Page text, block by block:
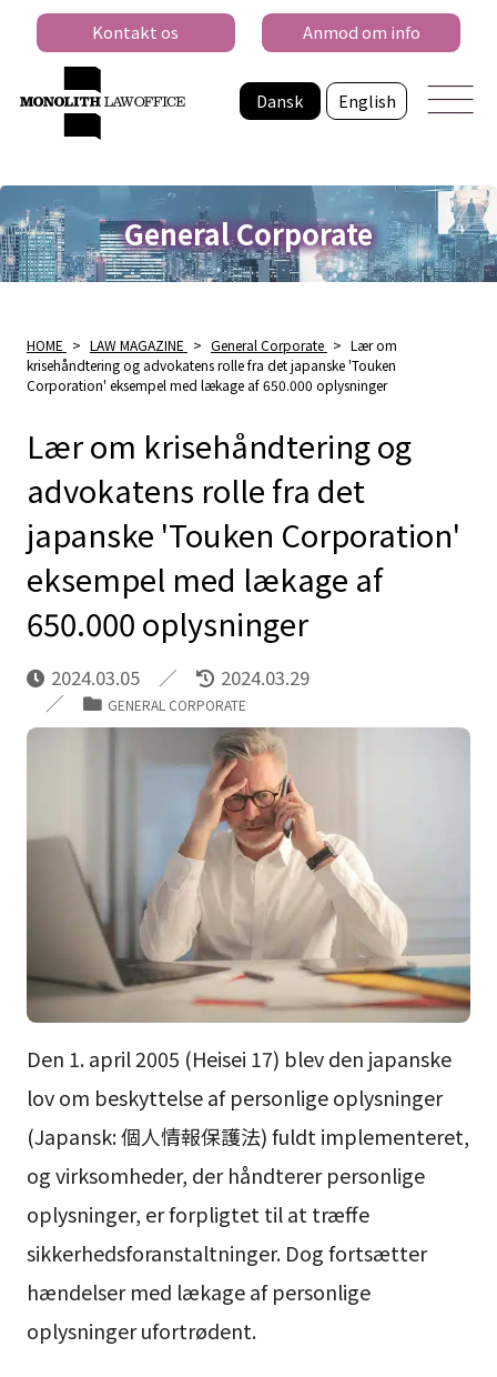
Dansk English
Kontakt os Anmod om info
General Corporate
HOME > LAW MAGAZINE > General Corporate > Lær om
krisehåndtering og advokatens rolle fra det japanske 'Touken
Corporation' eksempel med lækage af 650.000 oplysninger
Lær om krisehåndtering og
advokatens rolle fra det
japanske 'Touken Corporation'
eksempel med lækage af
650.000 oplysninger
2024.03.05 2024.03.29
GENERAL CORPORATE
Den 1. april 2005 (Heisei 17) blev den japanske
lov om beskyttelse af personlige oplysninger
(Japansk: 個人情報保護法) fuldt implementeret,
og virksomheder, der håndterer personlige
oplysninger, er forpligtet til at træffe
sikkerhedsforanstaltninger. Dog fortsætter
hændelser med lækage af personlige
oplysninger ufortrødent.